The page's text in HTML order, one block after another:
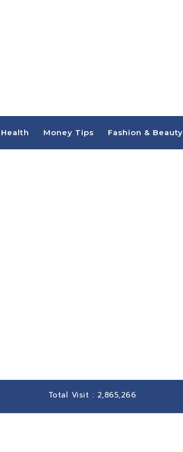
Health Money Tips Fashion & Beauty
Total Visit : 2,865,266